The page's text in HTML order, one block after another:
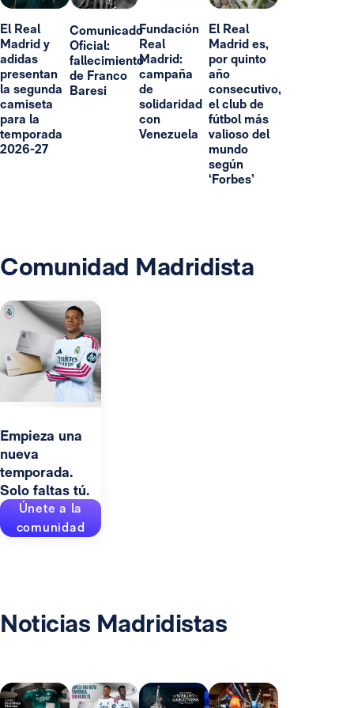
El Real
Madrid y
adidas
presentan
la segunda
camiseta
para la
temporada
2026-27
Comunicado
Oficial:
fallecimiento
de Franco
Baresi
Fundación
Real
Madrid:
campaña
de
solidaridad
con
Venezuela
El Real
Madrid es,
por quinto
año
consecutivo,
el club de
fútbol más
valioso del
mundo
según
‘Forbes’
Comunidad Madridista
Empieza una
nueva
temporada.
Solo faltas tú.
Únete a la
comunidad
Noticias Madridistas